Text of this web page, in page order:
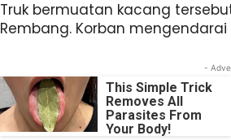
Truk bermuatan kacang
Rembang. Korban mengendarai
-
This Simple Trick
Removes All
Parasites From
Your Body!